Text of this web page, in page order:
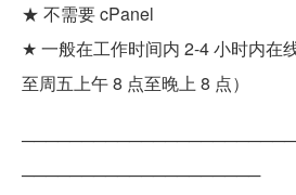
★ 不需要 cPanel
★ 一般在工作时间内 2-4 小时内在
至周五上午 8 点至晚上 8 点）
────────────────────